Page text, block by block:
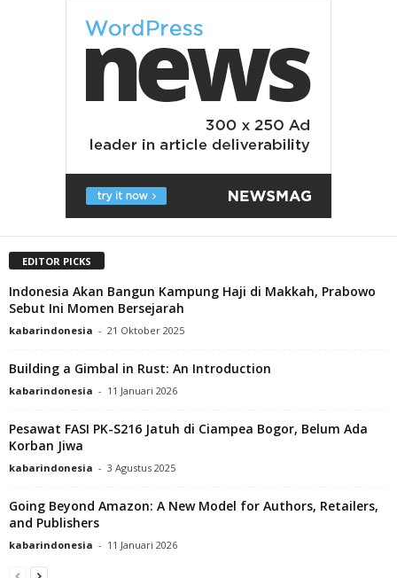
EDITOR PICKS
Indonesia Akan Bangun Kampung Haji di Makkah, Prabowo
Sebut Ini Momen Bersejarah
kabarindonesia - 21 Oktober 2025
Building a Gimbal in Rust: An Introduction
kabarindonesia - 11 Januari 2026
Pesawat FASI PK-S216 Jatuh di Ciampea Bogor, Belum Ada
Korban Jiwa
kabarindonesia - 3 Agustus 2025
Going Beyond Amazon: A New Model for Authors, Retailers,
and Publishers
kabarindonesia - 11 Januari 2026